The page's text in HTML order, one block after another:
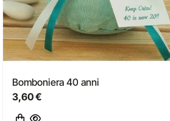
Bomboniera 40 anni
3,60 €